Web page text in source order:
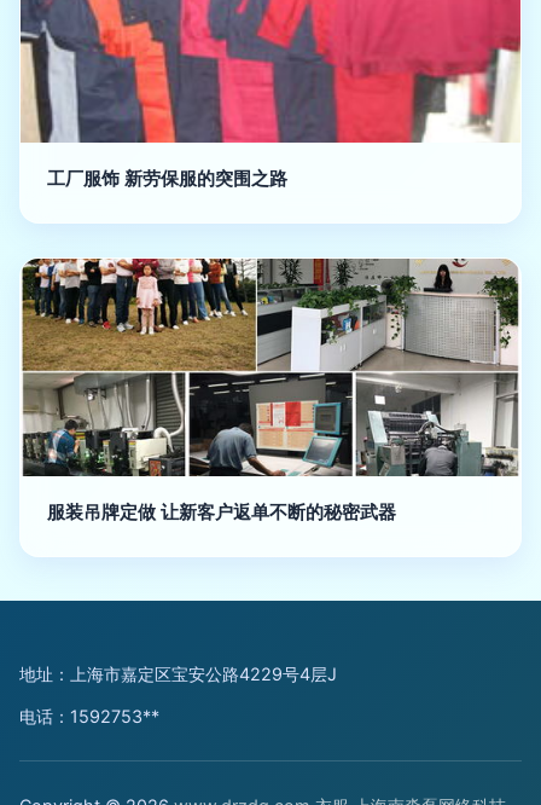
工厂服饰 新劳保服的突围之路
服装吊牌定做 让新客户返单不断的秘密武器
地址：上海市嘉定区宝安公路4229号4层J
电话：1592753**